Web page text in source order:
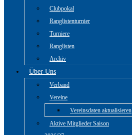
Clubpokal
Ranglistenturnier
Turniere
Ranglisten
Archiv
Über Uns
Verband
Vereine
Vereinsdaten aktualisieren
Aktive Mitglieder Saison